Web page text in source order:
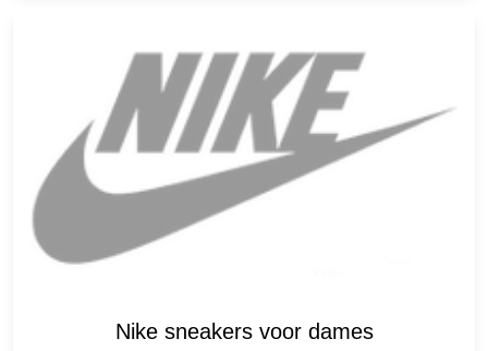
Nike sneakers voor dames